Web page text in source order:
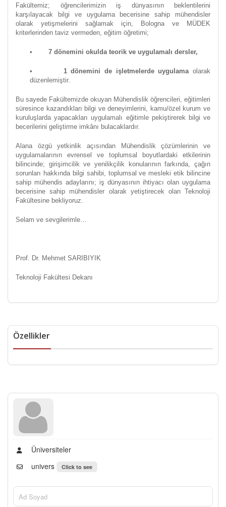
Fakültemiz; öğrencilerimizin iş dünyasının beklentilerini
karşılayacak bilgi ve uygulama becerisine sahip mühendisler
olarak yetişmelerini sağlamak için, Bologna ve MÜDEK
kriterlerinden taviz vermeden, eğitim öğretimi;
•7 dönemini okulda teorik ve uygulamalı dersler,
• 1 dönemini de işletmelerde uygulamaolarak
düzenlemiştir.
Bu sayede Fakültemizde okuyan Mühendislik öğrencileri, eğitimleri
süresince kazandıkları bilgi ve deneyimlerini, kamu/özel kurum ve
kuruluşlarda yapacakları uygulamalı eğitimle pekiştirerek bilgi ve
becerilerini geliştirme imkânı bulacaklardır.
Alana özgü yetkinlik açısından Mühendislik çözümlerinin ve
uygulamalarının evrensel ve toplumsal boyutlardaki etkilerinin
bilincinde; girişimcilik ve yenilikçilik konularının farkında, çağın
sorunları hakkında bilgi sahibi, toplumsal ve mesleki etik bilincine
sahip mühendis adaylarını; iş dünyasının ihtiyacı olan uygulama
becerisine sahip mühendisler olarak yetiştirecek olan Teknoloji
Fakültesine bekliyoruz.
Selam ve sevgilerimle…
Prof. Dr. Mehmet SARIBIYIK
Teknoloji Fakültesi Dekanı
Özellikler
Üniversiteler
univers
Click to see